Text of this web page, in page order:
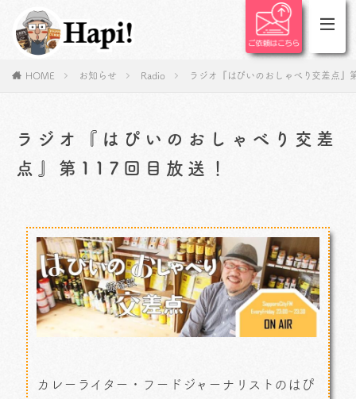
HOME お知らせ Radio ラジオ『はぴいのおしゃべり交差点』
ラジオ『はぴいのおしゃべり交差
点』第117回目放送！
カレーライター・フードジャーナリストのはぴ